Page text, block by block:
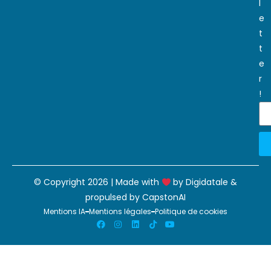
l
e
t
t
e
r
!
© Copyright 2026 | Made with byDigidatale &
propulsed by CapstonAI
Mentions IA Mentions légales Politique de cookies